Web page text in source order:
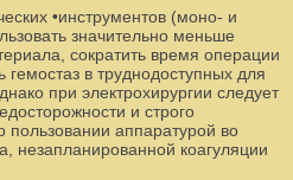
•инструментов (моно- и
значительно меньше
сократить время операции
гемостаз в труднодоступных для
при электрохирургии следует
и строго
пользовании аппаратурой во
незапланированной коагуляции